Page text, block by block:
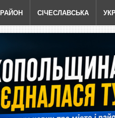
РАЙОН СІЧЕСЛАВСЬКА